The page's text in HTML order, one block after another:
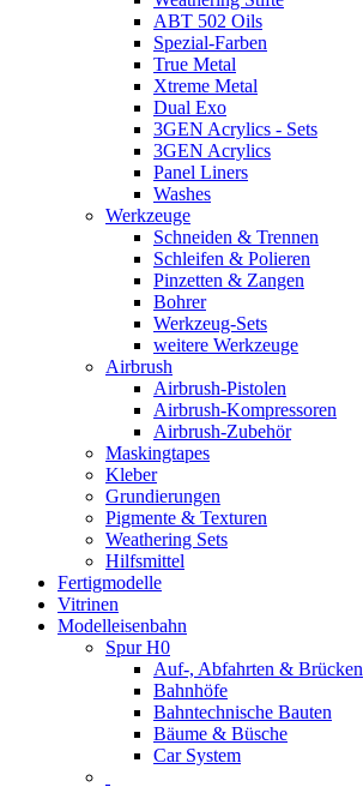
ABT 502 Oils
Spezial-Farben
True Metal
Xtreme Metal
Dual Exo
3GEN Acrylics - Sets
3GEN Acrylics
Panel Liners
Washes
Werkzeuge
Schneiden & Trennen
Schleifen & Polieren
Pinzetten & Zangen
Bohrer
Werkzeug-Sets
weitere Werkzeuge
Airbrush
Airbrush-Pistolen
Airbrush-Kompressoren
Airbrush-Zubehör
Maskingtapes
Kleber
Grundierungen
Pigmente & Texturen
Weathering Sets
Hilfsmittel
Fertigmodelle
Vitrinen
Modelleisenbahn
Spur H0
Auf-, Abfahrten & Brücken
Bahnhöfe
Bahntechnische Bauten
Bäume & Büsche
Car System